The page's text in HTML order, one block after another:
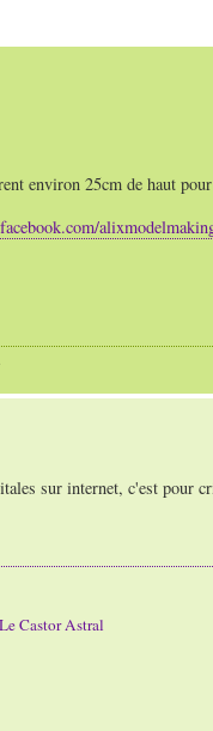
environ 25cm de haut
sur internet, c'est pour
Le Castor Astral